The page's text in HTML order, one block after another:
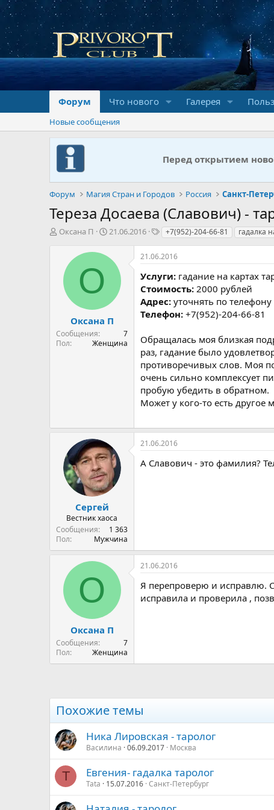
Форум Что нового Галерея
Новые сообщения
Перед открытием
Форум Магия Стран и Городов Россия Санкт-
Тереза Досаева (Славович) -
А
Оксана П
Д
а
а
л
21.06.2016
Т
г
и
+7(952)-204-66-81 гадалка
О
Оксана П
Сообщения
7
Пол
Женщина
21.06.2016
Услуги: гадание на картах
Стоимость: 2000 рублей
Адрес: уточнять по телефону
Телефон: +7(952)-204-66-81
Обращалась моя близкая
раз, гадание было
противоречивых слов. Моя
очень сильно комплексует
пробую убедить в обратном.
Может у кого-то есть другое
Сергей
Вестник хаоса
Сообщения
1 363
Пол
Мужчина
21.06.2016
А Славович - это фамилия?
О
Оксана П
Сообщения
7
Пол
Женщина
21.06.2016
Я перепроверю и исправлю.
исправила и проверила ,
Похожие темы
Ника Лировская - таролог
Василина 06.09.2017 Москва
T Евгения- гадалка таролог
Tata 15.07.2016 Санкт-Петербург